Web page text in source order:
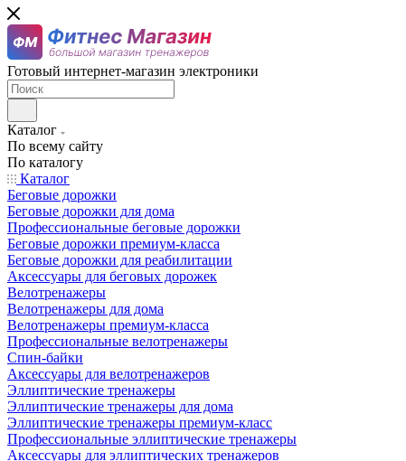
Готовый интернет-магазин электроники
Каталог
По всему сайту
По каталогу
Каталог
Беговые дорожки
Беговые дорожки для дома
Профессиональные беговые дорожки
Беговые дорожки премиум-класса
Беговые дорожки для реабилитации
Аксессуары для беговых дорожек
Велотренажеры
Велотренажеры для дома
Велотренажеры премиум-класса
Профессиональные велотренажеры
Спин-байки
Аксессуары для велотренажеров
Эллиптические тренажеры
Эллиптические тренажеры для дома
Эллиптические тренажеры премиум-класс
Профессиональные эллиптические тренажеры
Аксессуары для эллиптических тренажеров